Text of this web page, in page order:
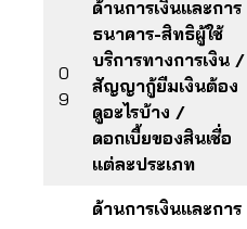
0
9
ด้านการเงินและการ
ธนาคาร-สิทธิผู้ใช้
บริการทางการเงิน /
สัญญากู้ยืมเงินต้อง
ดูอะไรบ้าง /
ดอกเบี้ยของสินเชื่อ
แต่ละประเภท
ด้านการเงินและการ